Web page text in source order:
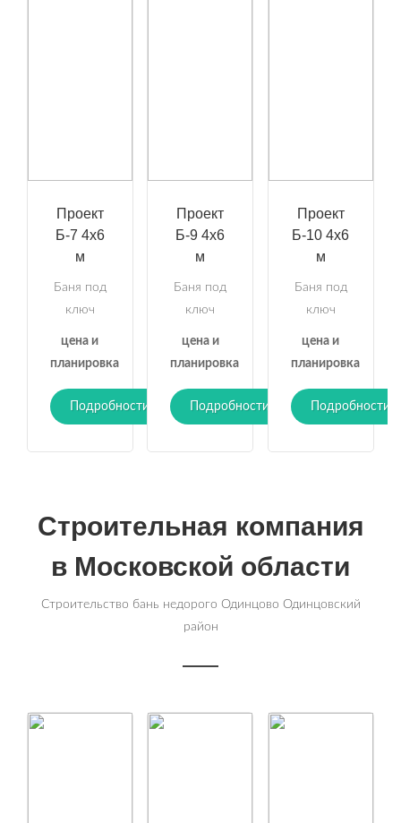
Проект
Б-7 4х6
м
Баня под
ключ
цена и
планировка
Подробности
Проект
Б-9 4х6
м
Баня под
ключ
цена и
планировка
Подробности
Проект
Б-10 4х6
м
Баня под
ключ
цена и
планировка
Подробности
Строительная компания
в Московской области
Строительство бань недорого Одинцово Одинцовский
район